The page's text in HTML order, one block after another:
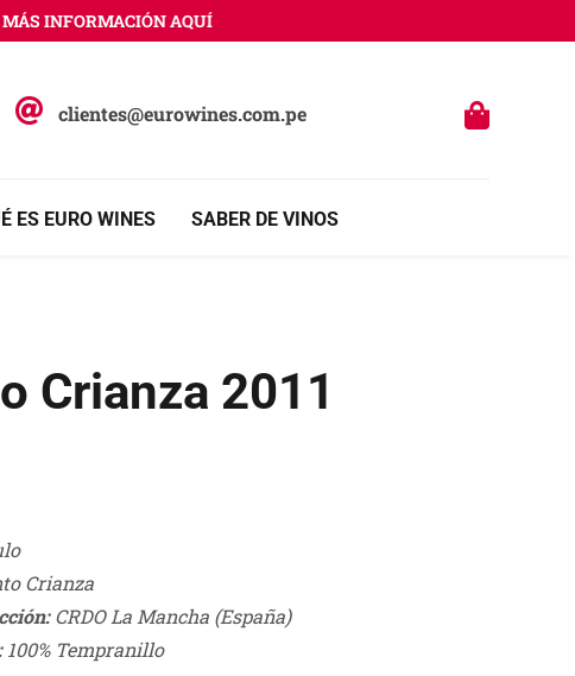
INFORMACIÓN AQUÍ
clientes@eurowines.com.pe
ES EURO WINES SABER DE VINOS
Crianza 2011
Crianza
CRDO La Mancha (España)
100% Tempranillo